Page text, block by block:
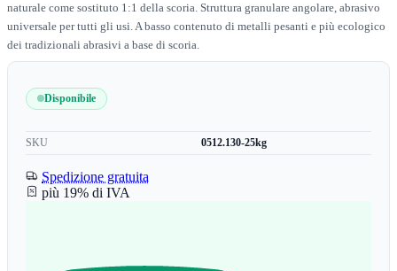
naturale come sostituto 1:1 della scoria. Struttura granulare angolare, abrasivo
universale per tutti gli usi. A basso contenuto di metalli pesanti e più ecologico
dei tradizionali abrasivi a base di scoria.
Disponibile
SKU 0512.130-25kg
Spedizione gratuita
più 19% di IVA